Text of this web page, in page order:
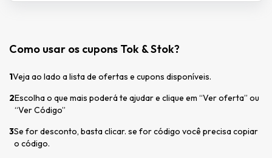
Como usar os cupons Tok & Stok?
1Veja ao lado a lista de ofertas e cupons disponíveis.
2Escolha o que mais poderá te ajudar e clique em “Ver oferta” ou
“Ver Código”
3Se for desconto, basta clicar. se for código você precisa copiar
o código.